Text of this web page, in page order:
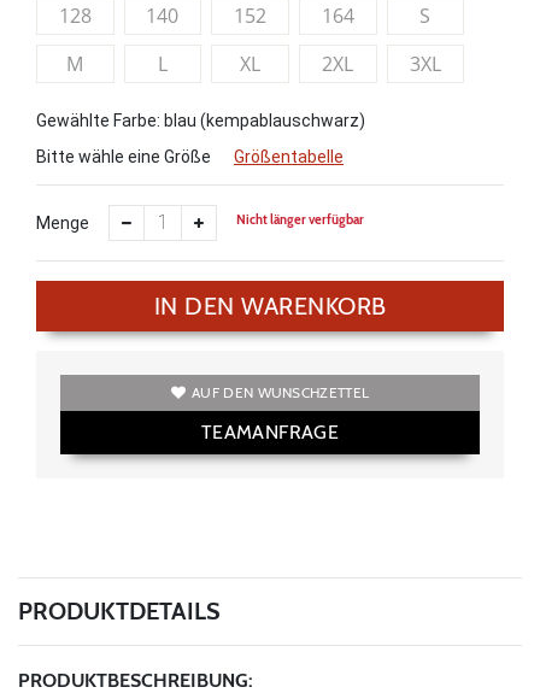
128 140 152 164
S
M
L XL 2XL 3XL
Gewählte Farbe: blau (kempablauschwarz)
Bitte wähle eine Größe
Größentabelle
Menge Nicht länger verfügbar
IN DEN WARENKORB
AUF DEN WUNSCHZETTEL
TEAMANFRAGE
PRODUKTDETAILS
PRODUKTBESCHREIBUNG: